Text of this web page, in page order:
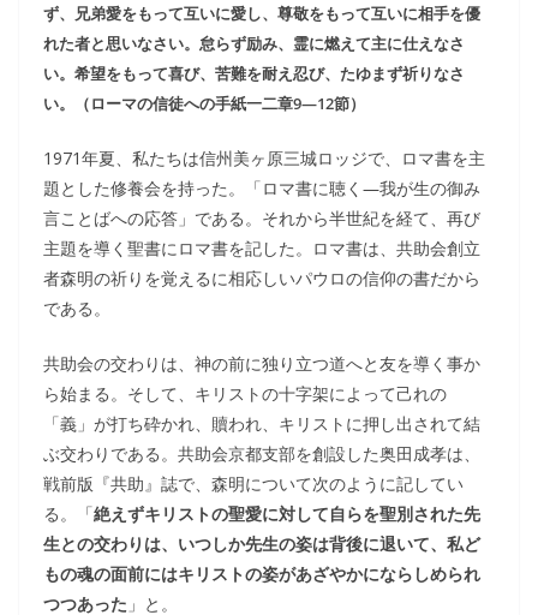
ず、兄弟愛をもって互いに愛し、尊敬をもって互いに相手を優
れた者と思いなさい。怠らず励み、霊に燃えて主に仕えなさ
い。希望をもって喜び、苦難を耐え忍び、たゆまず祈りなさ
い。（ローマの信徒への手紙一二章9―12節）
1971年夏、私たちは信州美ヶ原三城ロッジで、ロマ書を主
題とした修養会を持った。「ロマ書に聴く―我が生の御み
言ことばへの応答」である。それから半世紀を経て、再び
主題を導く聖書にロマ書を記した。ロマ書は、共助会創立
者森明の祈りを覚えるに相応しいパウロの信仰の書だから
である。
共助会の交わりは、神の前に独り立つ道へと友を導く事か
ら始まる。そして、キリストの十字架によって己れの
「義」が打ち砕かれ、贖われ、キリストに押し出されて結
ぶ交わりである。共助会京都支部を創設した奥田成孝は、
戦前版『共助』誌で、森明について次のように記してい
る。「絶えずキリストの聖愛に対して自らを聖別された先
生との交わりは、いつしか先生の姿は背後に退いて、私ど
もの魂の面前にはキリストの姿があざやかにならしめられ
つつあった 」と。